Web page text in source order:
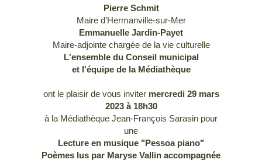
Pierre Schmit
Maire d’Hermanville-sur-Mer
Emmanuelle Jardin-Payet
Maire-adjointe chargée de la vie culturelle
L'ensemble du Conseil municipal
et l'équipe de la Médiathèque
ont le plaisir de vous inviter mercredi 29 mars
2023 à 18h30
à la Médiathèque Jean-François Sarasin pour
une
Lecture en musique "Pessoa piano"
Poèmes lus par Maryse Vallin accompagnée